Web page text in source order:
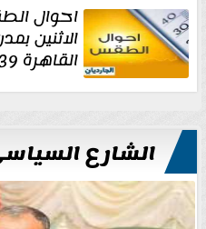
احوال
الاثنين
القاهرة 39 درجة
الشارع